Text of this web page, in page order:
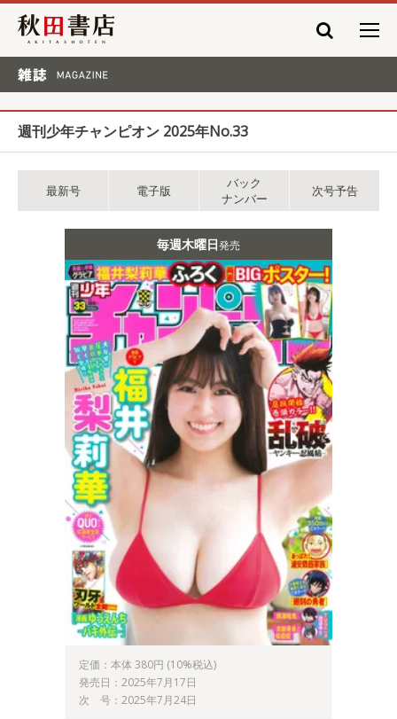
秋田書店
週刊少年チャンピオン 2025年No.33
最新号 電子版
バック
ナンバー
次号予告
毎週木曜日発売
定価：本体 380円 (10%税込)
発売日：2025年7月17日
次 号：2025年7月24日